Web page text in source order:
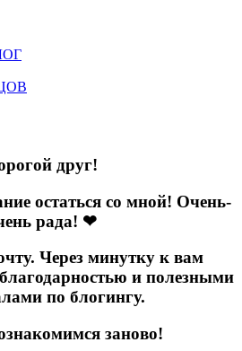
друг!
остаться со мной! Очень-
рада! ❤
Через минутку к вам
и полезными
по блогингу.
заново!